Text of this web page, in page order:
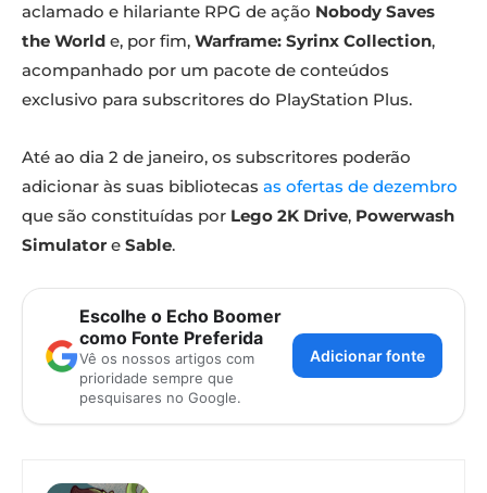
aclamado e hilariante RPG de ação Nobody Saves
the World e, por fim, Warframe: Syrinx Collection,
acompanhado por um pacote de conteúdos
exclusivo para subscritores do PlayStation Plus.
Até ao dia 2 de janeiro, os subscritores poderão
adicionar às suas bibliotecas as ofertas de dezembro
que são constituídas por Lego 2K Drive, Powerwash
Simulator e Sable.
Escolhe o Echo Boomer
como Fonte Preferida
Vê os nossos artigos com
prioridade sempre que
pesquisares no Google.
Adicionar fonte